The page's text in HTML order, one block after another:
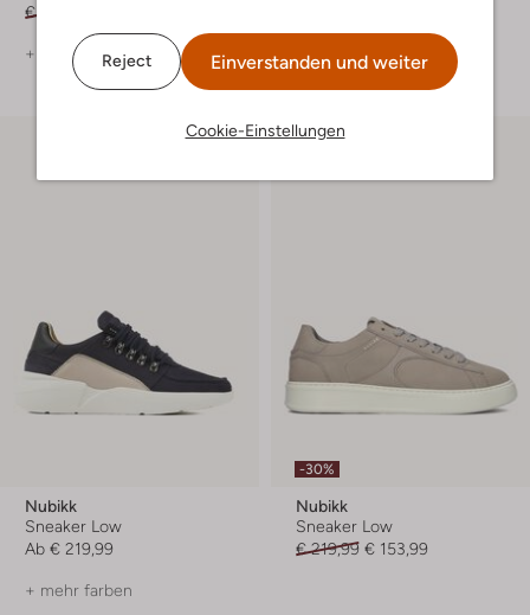
Reject Einverstanden und weiter
Cookie-Einstellungen
€ 119,95
+ mehr farben + mehr farben
Nubikk
Sneaker Low
Ab € 219,99
+ mehr farben
-30%
Nubikk
Sneaker Low
€ 219,99 € 153,99